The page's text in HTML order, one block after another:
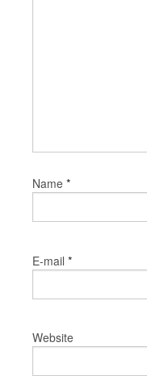
Name *
E-mail *
Website